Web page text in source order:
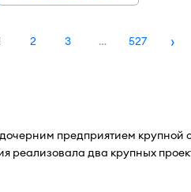
2 3 … 527 ›
предприятием крупной
два крупных